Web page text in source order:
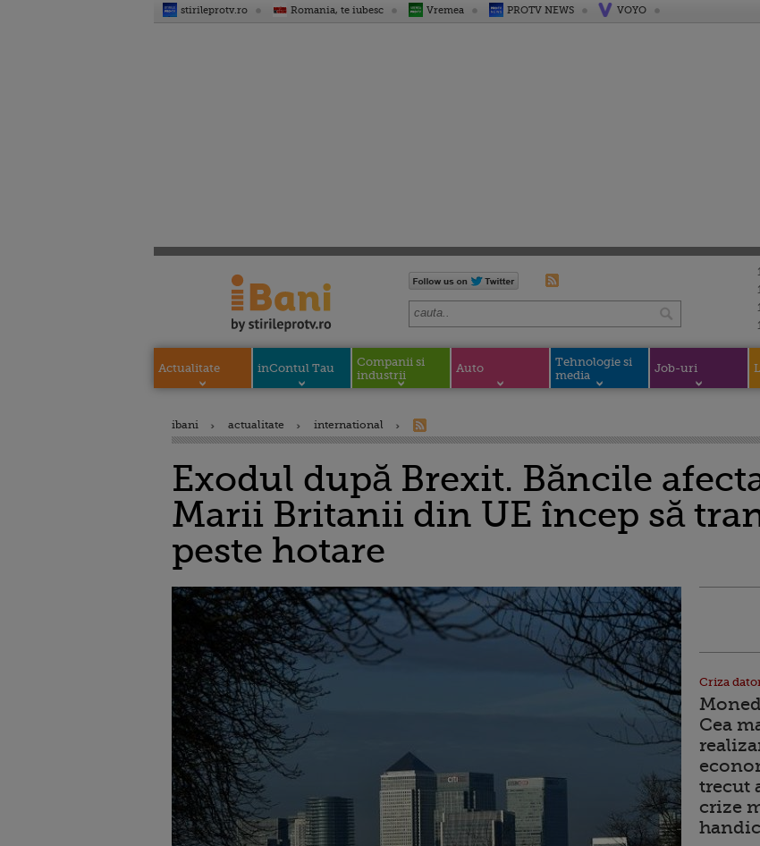
stirileprotv.ro Romania, te iubesc Vremea PROTV NEWS VOYO
Actualitate inContul Tau
Companii si
industrii
Auto
Tehnologie si
media
Job-uri
ibani actualitate international
Exodul după Brexit. Băncile
Marii Britanii din UE încep să
peste hotare
Criza
Cea
trecut
crize